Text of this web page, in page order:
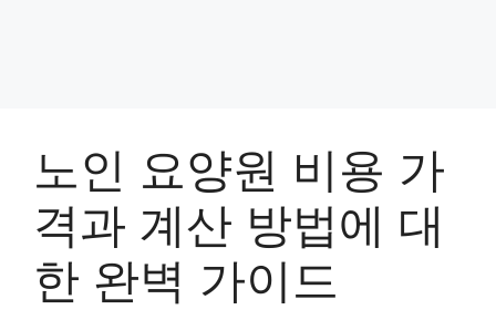
노인 요양원 비용 가
격과 계산 방법에 대
한 완벽 가이드